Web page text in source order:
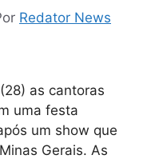
Redator News
as cantoras
uma festa
um show que
Gerais. As